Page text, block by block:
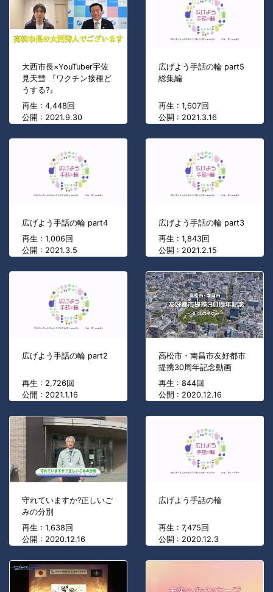
大西市長×YouTuber宇佐
見天彗 『ワクチン接種ど
うする?』
再生 : 4,448回
公開 : 2021.9.30
広げよう手話の輪 part5
総集編
再生 : 1,607回
公開 : 2021.3.16
広げよう手話の輪 part4
再生 : 1,006回
公開 : 2021.3.5
広げよう手話の輪 part3
再生 : 1,843回
公開 : 2021.2.15
広げよう手話の輪 part2
再生 : 2,726回
公開 : 2021.1.16
高松市・南昌市友好都市
提携30周年記念動画
再生 : 844回
公開 : 2020.12.16
守れていますか?正しいご
みの分別
再生 : 1,638回
公開 : 2020.12.16
広げよう手話の輪
再生 : 7,475回
公開 : 2020.12.3